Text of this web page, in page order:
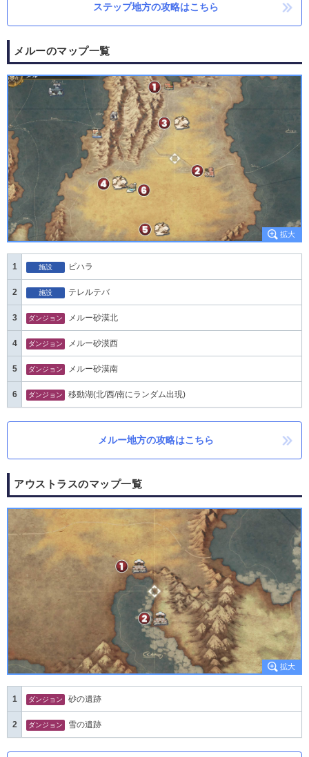
ステップ地方の攻略はこちら
メルーのマップ一覧
1 施設 ビハラ
2 施設 テレルテバ
3 ダンジョン メルー砂漠北
4 ダンジョン メルー砂漠西
5 ダンジョン メルー砂漠南
6 ダンジョン 移動湖(北/西/南にランダム出現)
メルー地方の攻略はこちら
アウストラスのマップ一覧
1 ダンジョン 砂の遺跡
2 ダンジョン 雪の遺跡